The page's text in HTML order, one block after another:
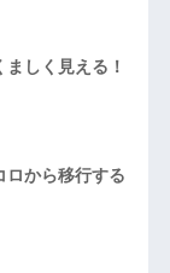
しく見える！
ロから移行する